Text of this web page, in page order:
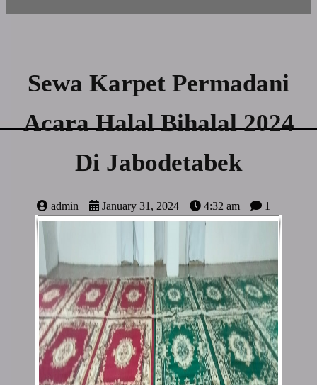
Sewa Karpet Permadani
Acara Halal Bihalal 2024
Di Jabodetabek
admin January 31, 2024 4:32 am 1